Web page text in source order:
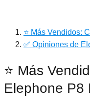
⭐ Más Vendidos:
✅ Opiniones de
⭐ Más
Elephone P8